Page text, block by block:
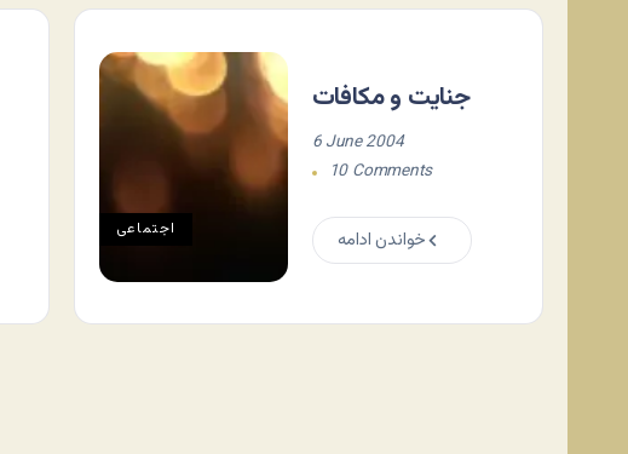
اجتماعی
جنايت و مکافات
6 June 2004
10 Comments
خواندن ادامه